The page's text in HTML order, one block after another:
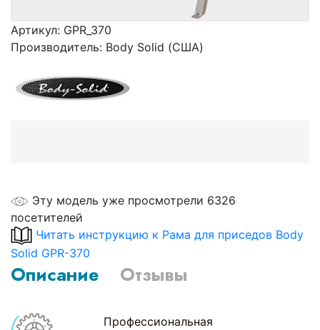
Артикул: GPR_370
Производитель: Body Solid (США)
Эту модель уже просмотрели 6326
посетителей
Читать инструкцию к Рама для приседов Body
Solid GPR-370
Описание Отзывы
Профессиональная